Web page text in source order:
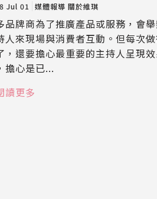
Jul 01 媒體報導 關於維琪
品牌商為了推廣產品或服務，會
人來現場與消費者互動。但每次
，還要擔心最重要的主持人呈現
擔心是已...
讀更多